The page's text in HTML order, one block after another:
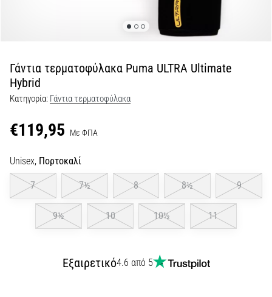
άρθρων
Γάντια τερματοφύλακα Puma ULTRA Ultimate
Hybrid
Κατηγορία: Γάντια τερματοφύλακα
€119,95 Με ΦΠΑ
Unisex, Πορτοκαλί
7 7½ 8 8½ 9
9½ 10 10½ 11
Εξαιρετικό4.6 από 5